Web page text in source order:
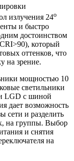
излучения 24o
и быстро
достоинством
который
оттенков, что
на зрение.
мощностью 10
светильники
LGD с шиной
дает возможность
сети и разделить
на группы. Выбор
и снятия
на